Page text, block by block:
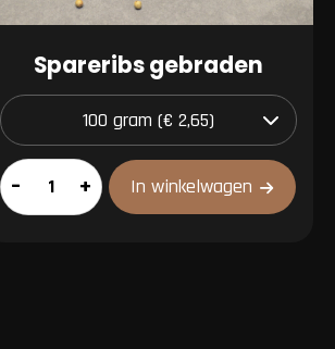
Spareribs gebraden
Spareribs
gebraden
– + In winkelwagen